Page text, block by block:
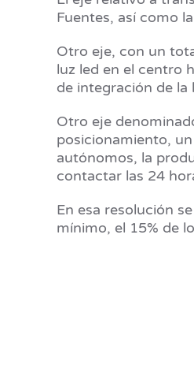
Fuentes, así como
Otro eje, con un
luz led en el centro
de integración de
Otro eje
posicionamiento,
autónomos, la
contactar las 24
En esa resolución
mínimo, el 15% de